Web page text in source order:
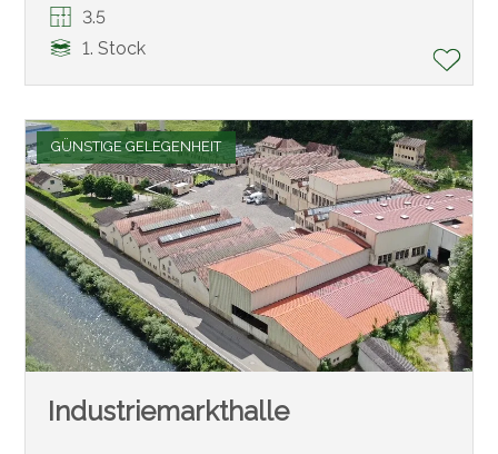
3.5
1. Stock
GÜNSTIGE GELEGENHEIT
Industriemarkthalle